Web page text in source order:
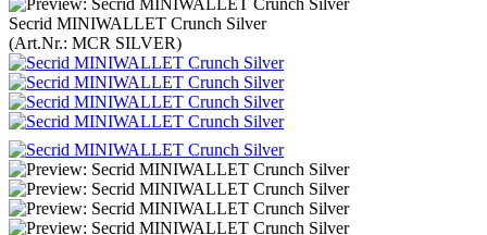
Secrid MINIWALLET Crunch Silver
(Art.Nr.: MCR SILVER)